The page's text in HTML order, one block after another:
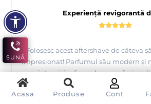
Acasa Produse Cont
Experiență revigorantă
Folosesc acest aftershave de câteva
impresionat! Parfumul său modern și
ore întregi, iar formula sa
iritațiile. Este perfect pentru pielea
o catifelată și tonifiată după fiecare
SUNĂ